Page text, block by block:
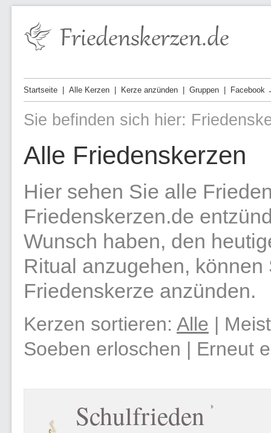
Startseite Alle Kerzen Kerze anzünden Gruppen Facebook
Sie befinden sich hier:
Alle Friedenskerzen
Hier sehen Sie alle
Friedenskerzen.de
Wunsch haben, den
Ritual anzugehen,
Friedenskerze anzünden.
Kerzen sortieren: Alle |
Soeben erloschen | Erneut
Schulfrieden